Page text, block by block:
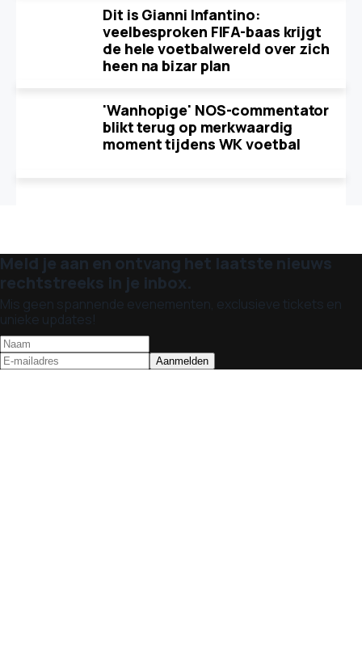
Dit is Gianni Infantino:
veelbesproken FIFA-baas krijgt
de hele voetbalwereld over zich
heen na bizar plan
'Wanhopige' NOS-commentator
blikt terug op merkwaardig
moment tijdens WK voetbal
Meld je aan en ontvang het laatste nieuws
rechtstreeks in je inbox.
Mis geen spannende evenementen, exclusieve tickets en
unieke updates!